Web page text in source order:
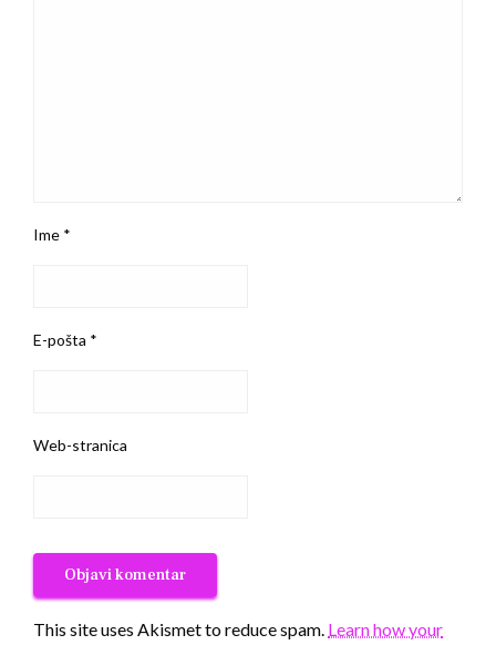
Ime *
E-pošta *
Web-stranica
This site uses Akismet to reduce spam. Learn how your